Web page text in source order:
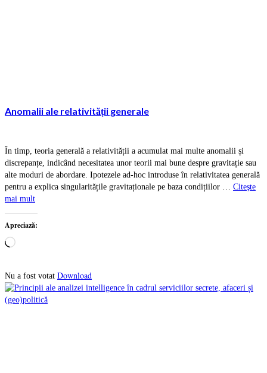
Anomalii ale relativității generale
În timp, teoria generală a relativității a acumulat mai multe anomalii și
discrepanțe, indicând necesitatea unor teorii mai bune despre gravitație sau
alte moduri de abordare. Ipotezele ad-hoc introduse în relativitatea generală
pentru a explica singularitățile gravitaționale pe baza condițiilor … Citeşte
mai mult
Apreciază:
Încarc...
Nu a fost votat Download